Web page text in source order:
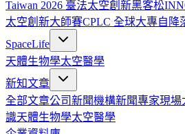
Taiwan 2026 臺法太空創新黑客松
太空創新大師賽CPLC 全球大專自降
SpaceLife
天體生物學太空醫學
新知文章
全部文章公司新聞機構新聞專家現場
識天體生物學太空醫學